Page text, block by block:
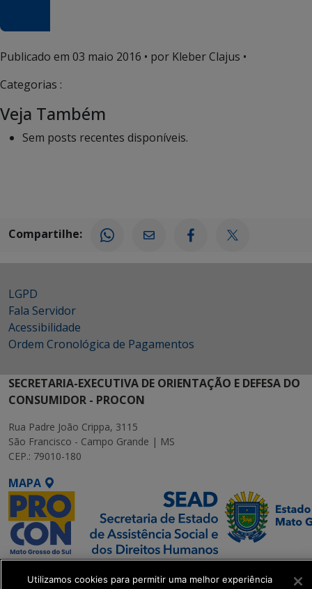
Publicado em 03 maio 2016 • por Kleber Clajus •
Categorias :
Veja Também
Sem posts recentes disponíveis.
Compartilhe:
LGPD
Fala Servidor
Acessibilidade
Ordem Cronológica de Pagamentos
SECRETARIA-EXECUTIVA DE ORIENTAÇÃO E DEFESA DO
CONSUMIDOR - PROCON
Rua Padre João Crippa, 3115
São Francisco - Campo Grande | MS
CEP.: 79010-180
MAPA
Utilizamos cookies para permitir uma melhor experiência